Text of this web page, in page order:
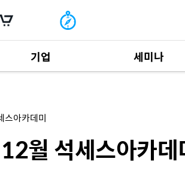
기업
영자 메세지
세미나
년 12월 석세스아카데미 스케치ㅣ사진링
스아카데미
월 석세스아카데